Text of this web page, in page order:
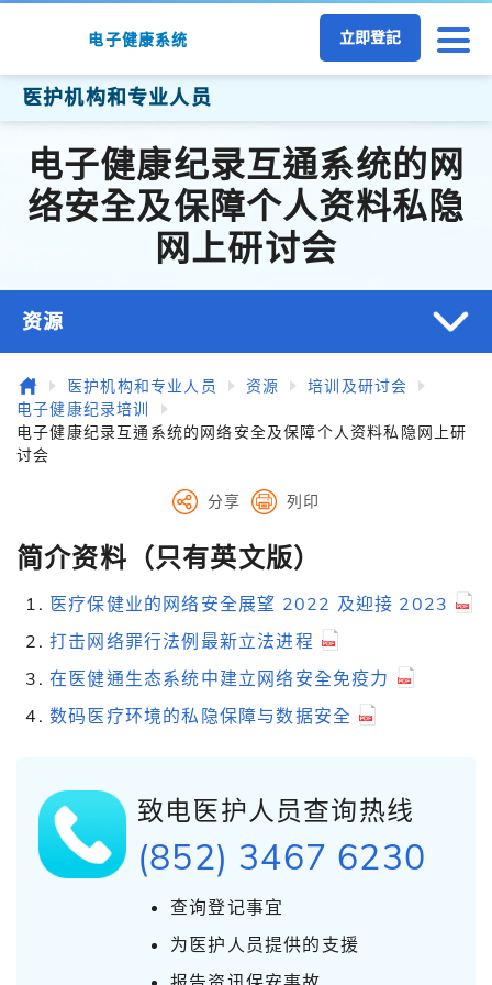
电子健康系统 立即登記
医护机构和专业人员
电子健康纪录互通系统的网
络安全及保障个人资料私隐
网上研讨会
资源
主页医护机构和专业人员 资源
培训及研讨会
电子健康纪录培训
电子健康纪录互通系统的网络安全及保障个人资料私隐网上研
讨会
分享 列印
简介资料（只有英文版）
医疗保健业的网络安全展望 2022 及迎接 2023
打击网络罪行法例最新立法进程
在医健通生态系统中建立网络安全免疫力
数码医疗环境的私隐保障与数据安全
致电医护人员查询热线
(852) 3467 6230
查询登记事宜
为医护人员提供的支援